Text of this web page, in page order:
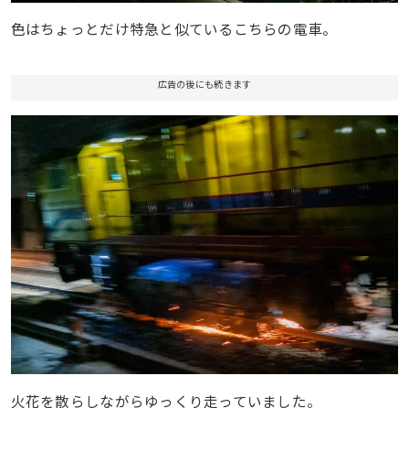
色はちょっとだけ特急と似ているこちらの電車。
広告の後にも続きます
火花を散らしながらゆっくり走っていました。